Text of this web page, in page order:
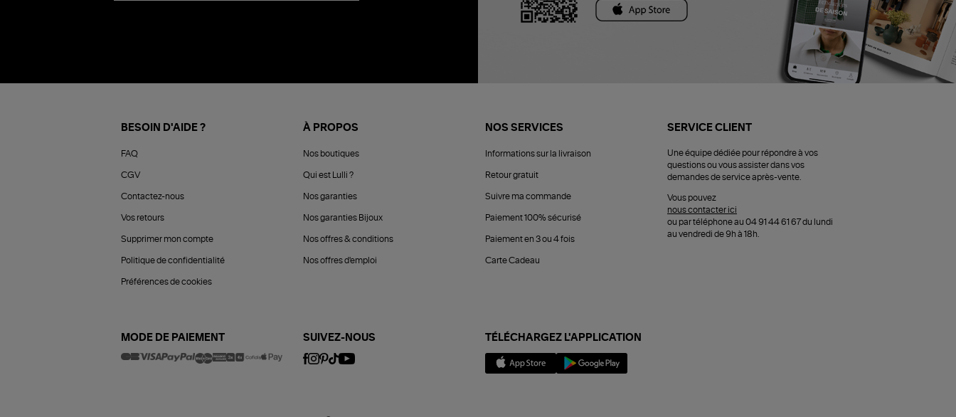
BESOIN D'AIDE ?
FAQ
CGV
Contactez-nous
Vos retours
Supprimer mon compte
Politique de confidentialité
Préférences de cookies
À PROPOS
Nos boutiques
Qui est Lulli ?
Nos garanties
Nos garanties Bijoux
Nos offres & conditions
Nos offres d'emploi
NOS SERVICES
Informations sur la livraison
Retour gratuit
Suivre ma commande
Paiement 100% sécurisé
Paiement en 3 ou 4 fois
Carte Cadeau
SERVICE CLIENT
Une équipe dédiée pour répondre à vos
questions ou vous assister dans vos
demandes de service après-vente.
Vous pouvez
nous contacter ici
ou par téléphone au 04 91 44 61 67 du lundi
au vendredi de 9h à 18h.
MODE DE PAIEMENT SUIVEZ-NOUS TÉLÉCHARGEZ L'APPLICATION